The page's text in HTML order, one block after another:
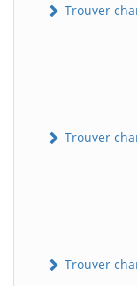
Trouver
Trouver
Trouver